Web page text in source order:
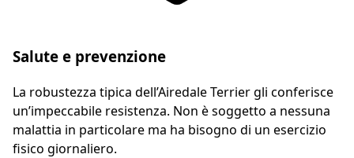
Salute e prevenzione
La robustezza tipica dell’Airedale Terrier gli conferisce
un’impeccabile resistenza. Non è soggetto a nessuna
malattia in particolare ma ha bisogno di un esercizio
fisico giornaliero.